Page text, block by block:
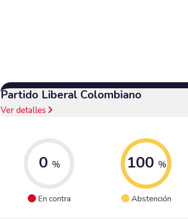
Partido Liberal Colombiano
Ver detalles
0 %
En contra
100 %
Abstención